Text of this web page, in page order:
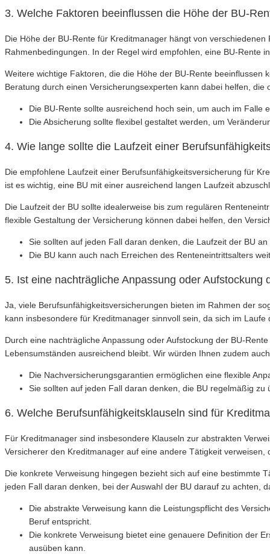
3. Welche Faktoren beeinflussen die Höhe der BU-
Die Höhe der BU-Rente für Kreditmanager hängt von
Rahmenbedingungen. In der Regel wird empfohlen, eine BU-Rente
Weitere wichtige Faktoren, die die Höhe der BU-Rente
Beratung durch einen Versicherungsexperten kann dabei helfen,
Die BU-Rente sollte ausreichend hoch sein, um auch im
Die Absicherung sollte flexibel gestaltet werden, um
4. Wie lange sollte die Laufzeit einer
Die empfohlene Laufzeit einer Berufsunfähigkeitsversicherung für
ist es wichtig, eine BU mit einer ausreichend langen Laufzeit
Die Laufzeit der BU sollte idealerweise bis zum regulären
flexible Gestaltung der Versicherung können dabei helfen, den
Sie sollten auf jeden Fall daran denken, die Laufzeit der BU
Die BU kann auch nach Erreichen des Renteneintrittsalters
5. Ist eine nachträgliche Anpassung oder
Ja, viele Berufsunfähigkeitsversicherungen bieten im Rahmen der
kann insbesondere für Kreditmanager sinnvoll sein, da sich im
Durch eine nachträgliche Anpassung oder Aufstockung der BU-
Lebensumständen ausreichend bleibt. Wir würden Ihnen zudem
Die Nachversicherungsgarantien ermöglichen eine flexible
Sie sollten auf jeden Fall daran denken, die BU regelmäßig
6. Welche Berufsunfähigkeitsklauseln sind für
Für Kreditmanager sind insbesondere Klauseln zur abstrakten
Versicherer den Kreditmanager auf eine andere Tätigkeit
Die konkrete Verweisung hingegen bezieht sich auf eine bestimmte
jeden Fall daran denken, bei der Auswahl der BU darauf zu achten,
Die abstrakte Verweisung kann die Leistungspflicht des
Beruf entspricht.
Die konkrete Verweisung bietet eine genauere Definition der
ausüben kann.